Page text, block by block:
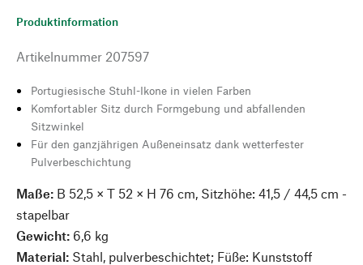
Produktinformation
Artikelnummer 207597
Portugiesische Stuhl-Ikone in vielen Farben
Komfortabler Sitz durch Formgebung und abfallenden
Sitzwinkel
Für den ganzjährigen Außeneinsatz dank wetterfester
Pulverbeschichtung
Maße: B 52,5 × T 52 × H 76 cm, Sitzhöhe: 41,5 / 44,5 cm -
stapelbar
Gewicht: 6,6 kg
Material: Stahl, pulverbeschichtet; Füße: Kunststoff